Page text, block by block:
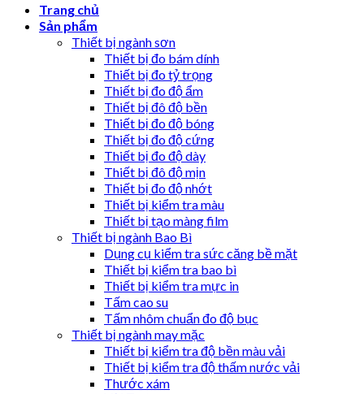
Trang chủ
Sản phẩm
Thiết bị ngành sơn
Thiết bị đo bám dính
Thiết bị đo tỷ trọng
Thiết bị đo độ ẩm
Thiết bị đô độ bền
Thiết bị đo độ bóng
Thiết bị đo độ cứng
Thiết bị đo độ dày
Thiết bị đô độ mịn
Thiết bị đo độ nhớt
Thiết bị kiểm tra màu
Thiết bị tạo màng film
Thiết bị ngành Bao Bì
Dụng cụ kiểm tra sức căng bề mặt
Thiết bị kiểm tra bao bì
Thiết bị kiểm tra mực in
Tấm cao su
Tấm nhôm chuẩn đo độ bục
Thiết bị ngành may mặc
Thiết bị kiểm tra độ bền màu vải
Thiết bị kiểm tra độ thấm nước vải
Thước xám